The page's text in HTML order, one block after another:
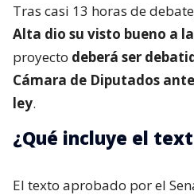
Tras casi 13 horas de
Alta dio su visto bueno a
proyecto deberá ser
Cámara de Diputados
ley.
¿Qué incluye el
El texto aprobado por el